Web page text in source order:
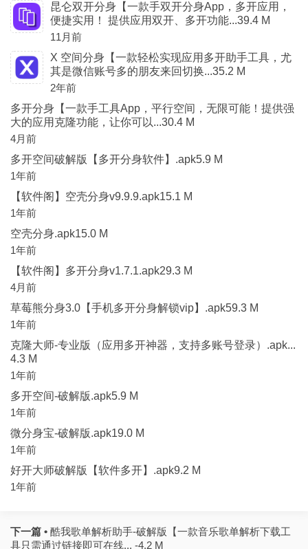
昆仑双开分身【一款手双开分身App，多开应用，
便捷实用！ 提供应用双开、多开功能...39.4 M
11月前
X 空间分身【一款轻松实现应用多开助手工具，尤
其是微信账号多的朋友来回切换...35.2 M
2年前
多开分身【一款手工具App，平行空间，无限可能！提供强
大的应用克隆功能，让你可以...30.4 M
4月前
多开空间破解版【多开分身软件】.apk5.9 M
1年前
【软件阁】空壳分身v9.9.9.apk15.1 M
1年前
空壳分身.apk15.0 M
1年前
【软件阁】多开分身v1.7.1.apk29.3 M
4月前
草莓熊分身3.0【手机多开分身解锁vip】.apk59.3 M
1年前
克隆大师-专业版（应用多开神器，支持多账号登录）.apk...
4.3 M
1年前
多开空间-破解版.apk5.9 M
1年前
微分身宝-破解版.apk19.0 M
1年前
好开大师破解版【软件多开】.apk9.2 M
1年前
下一篇 • 酷我歌单解析助手-破解版【一款音乐歌单解析下载工
具只需通过链接即可在线... -4.2 M